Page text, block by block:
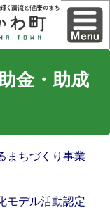
金・助成
まちづくり事業
モデル活動認定